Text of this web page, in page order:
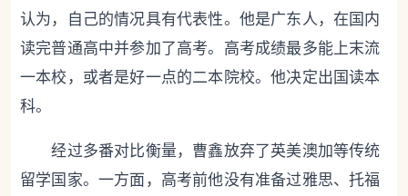
认为，自己的情况具有代表性。他是广东人，在国内
读完普通高中并参加了高考。高考成绩最多能上末流
一本校，或者是好一点的二本院校。他决定出国读本
科。
经过多番对比衡量，曹鑫放弃了英美澳加等传统
留学国家。一方面，高考前他没有准备过雅思、托福